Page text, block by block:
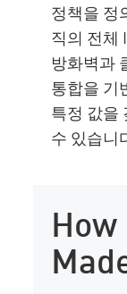
정책을 정
직의 전체
방화벽과
통합을 기
특정 값을
수 있습니